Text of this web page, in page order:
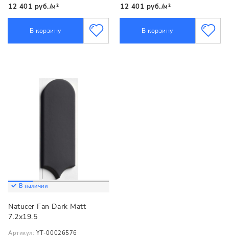
12 401 руб./м²
В корзину
12 401 руб./м²
В корзину
В наличии
Natucer Fan Dark Matt
7.2x19.5
Артикул: YT-00026576